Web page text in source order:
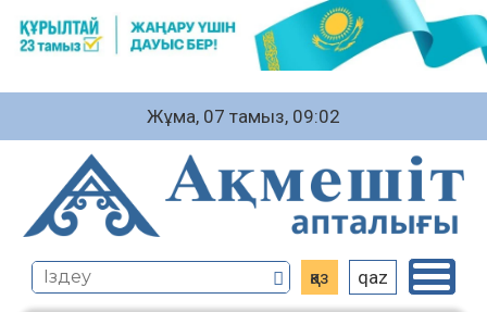
Жұма, 07 тамыз, 09:02
қаз qaz